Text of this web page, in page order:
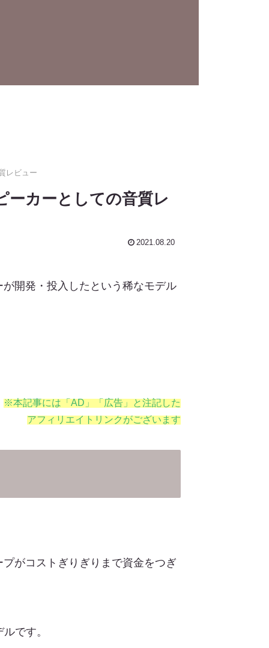
レビュー
ーカーとしての音質レ
2021.08.20
開発・投入したという稀なモデル
※本記事には「AD」「広告」と注記した
アフィリエイトリンクがございます
がコストぎりぎりまで資金をつぎ
です。